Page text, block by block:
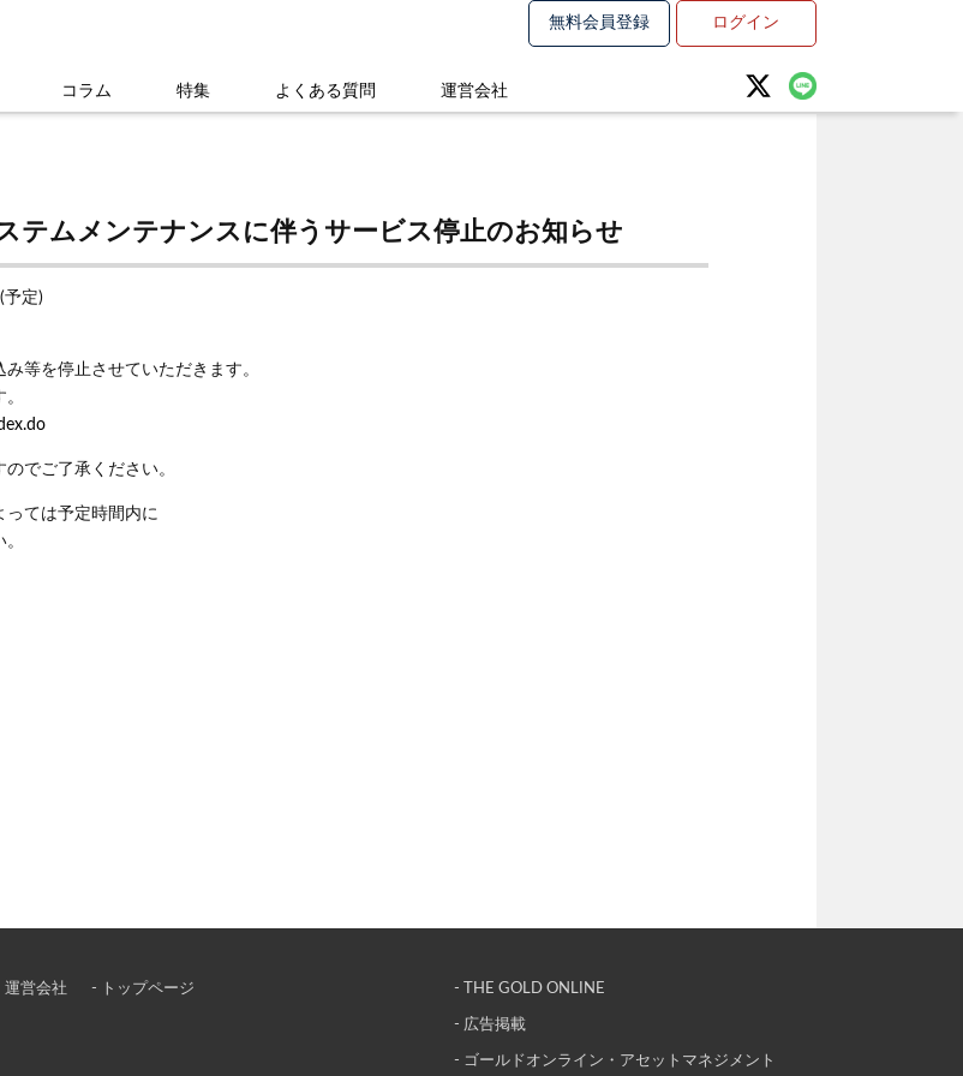
無料会員登録 ログイン
コラム 特集 よくある質問 運営会社
テムメンテナンスに伴うサービス停止のお知らせ
定)
等を停止させていただきます。
でご了承ください。
ては予定時間内に
運営会社 - トップページ - THE GOLD ONLINE
- 広告掲載
- ゴールドオンライン・アセットマネジメント